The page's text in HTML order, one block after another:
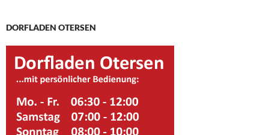
DORFLADEN OTERSEN